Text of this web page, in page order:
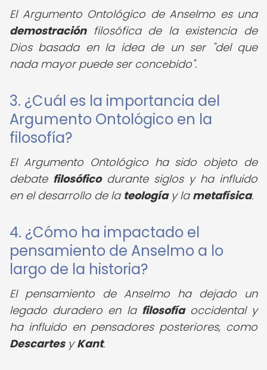
El Argumento Ontológico de Anselmo es una
demostraciónfilosófica de la existencia de
Dios basada en la idea de un ser "del que
nada mayor puede ser concebido".
3. ¿Cuál es la importancia del
Argumento Ontológico en la
filosofía?
El Argumento Ontológico ha sido objeto de
debate filosóficodurante siglos y ha influido
en el desarrollo de la teologíay la metafísica.
4. ¿Cómo ha impactado el
pensamiento de Anselmo a lo
largo de la historia?
El pensamiento de Anselmo ha dejado un
legado duradero en la filosofíaoccidental y
ha influido en pensadores posteriores, como
DescartesyKant.